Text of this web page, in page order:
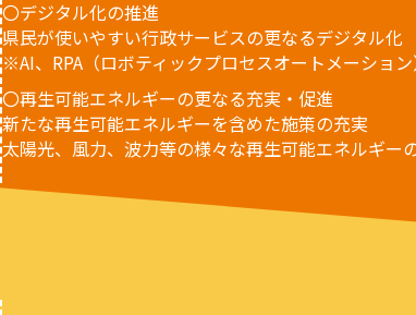
〇デジタル化の推進
県民が使いやすい行政サービスの更なるデジタル化
※AI、RPA（ロボティックプロセスオートメーショ
〇再生可能エネルギーの更なる充実・促進
新たな再生可能エネルギーを含めた施策の充実
太陽光、風力、波力等の様々な再生可能エネルギー